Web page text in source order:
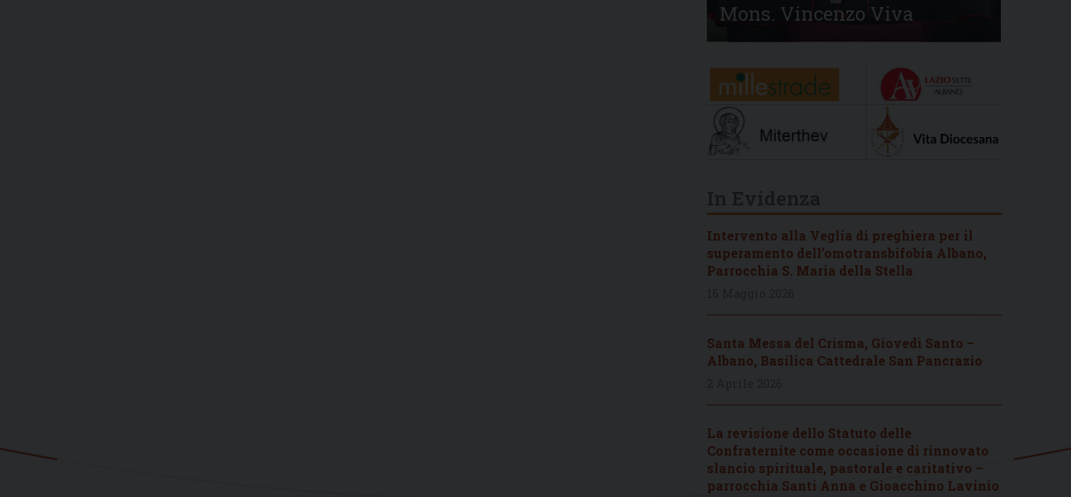
Mons. Vincenzo Viva
Intervento alla Veglia di preghiera per il
superamento dell’omotransbifobia Albano,
Parrocchia S. Maria della Stella
Santa Messa del Crisma, Giovedì Santo –
Albano, Basilica Cattedrale San Pancrazio
La revisione dello Statuto delle
Confraternite come occasione di rinnovato
slancio spirituale, pastorale e caritativo –
parrocchia Santi Anna e Gioacchino Lavinio